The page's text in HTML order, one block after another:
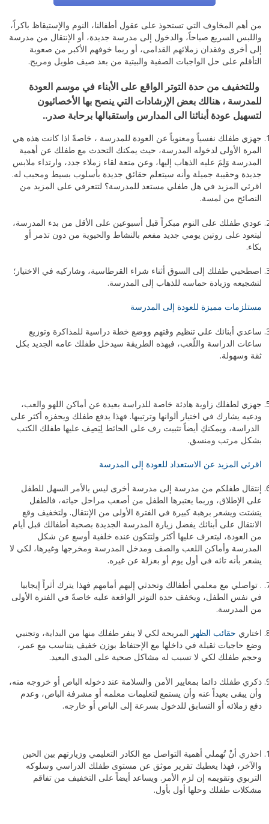
من أهم المخاوف التي تستحوذ على عقول أطفالنا، النوم والإستيقاظ باكراً،
واللبس السريع صباحاً، والدخول إلى مدرسة جديدة، أو الإنتقال من مدرسة
إلى أخرى وفقدان زملائهم القدامى، أو ربما خوفهم الأكبر من صعوبة
التأقلم على حل الواجبات الصفية والبيتية من بعد صيف طويل ومريح.
وللتخفيف من حدة التوتر الواقع على الأبناء في موسم العودة
للمدرسة ، هنالك بعض الإرشادات التي ينصح بها الأخصائيون
لتسهيل عودة أبنائنا الى المدارس واستقبالها برحابة صدر..
جهزي طفلك نفسياً ومعنوياً عن العودة للمدرسة ، خاصةً اذا كانت هذه هي
المرة الأولى لدخوله المدرسة، حيث يمكنك التحدث مع طفلك عن أهمية
المدرسة وَلِمَ عليه الذهاب إليها، وعن متعة لقاء زملاء جدد، وارتداء ملابس
جديدة وحقيبة جميلة وأنه سيتعلم حقائق جديدة بأسلوب بسيط ومحبب له.
اقرئي المزيد في هل طفلي مستعد للمدرسة؟ لتتعرفي على المزيد من
النصائح من لمسة.
عودي طفلك على النوم مبكراً قبل أسبوعين على الأقل من بدء المدرسة،
ليتعود على روتين يومي جديد مفعم بالنشاط والحيوية من دون تذمر أو
بكاء.
اصطحبي طفلك إلى السوق أثناء شراء القرطاسية، وشاركيه في الاختيار؛
لتشجيعه وزيادة حماسه للذهاب إلى المدرسة.
مستلزمات مميزة للعودة إلى المدرسة
ساعدي أبنائك على تنظيم وقتهم ووضع خطة دراسية للمذاكرة وتوزيع
ساعات الدراسة واللّعب، فبهذه الطريقة سيدخل طفلك عامه الجديد بكل
ثقة وسهولة.
جهزي لطفلك زاوية هادئة خاصة للدراسة بعيدة عن أماكن اللهو والعب،
ودعيه يشارك في اختيار ألوانها وترتيبها. فهذا يدفع طفلك ويحفزه أكثر على
الدراسة، ويمكنكِ أيضاً تثبيت رف على الحائط لِيَصِف عليها طفلك الكتب
بشكل مرتب ومنسق.
اقرئي المزيد عن الاستعداد للعودة إلى المدرسة
إنتقال طفلكم من مدرسة إلى مدرسة أخرى ليس بالأمر السهل للطفل
على الإطلاق، وربما يعتبرها الطفل من أصعب مراحل حياته، فالطفل
يتشتت ويشعر برهبة كبيرة في الفترة الأولى من الإنتقال. ولتخفيف وقع
الانتقال على أبنائك يفضل زيارة المدرسة الجديدة بصحبة أطفالك قبل أيام
من العودة، ليتعرف عليها أكثر ولتتكون عنده خلفية أوسع عن شكل
المدرسة وأماكن اللعب والصف ومدخل المدرسة ومخرجها وغيرها، لكي لا
يشعر بأنه تائه في أول يوم أو بعزلة عن غيره.
. تواصلي مع معلمي أطفالك وتحدثي إليهم أمامهم فهذا يترك أثراً إيجابيا
في نفس الطفل، ويخفف حدة التوتر الواقعة عليه خاصةً في الفترة الأولى
من المدرسة.
اختاري حقائب الظهر المريحة لكي لا ينفر طفلك منها من البداية، وتجنبي
وضع حاجيات ثقيلة في داخلها مع الإحتفاظ بوزن خفيف يتناسب مع عمر،
وحجم طفلك لكي لا تسبب له مشاكل صحية على المدى البعيد.
ذكري طفلك دائما بمعايير الأمن والسلامة عند دخوله الباص أو خروجه منه،
وأن يبقى بعيداً عنه وأن يستمع لتعليمات معلمه أو مشرفة الباص، وعدم
دفع زملائه أو التسابق للدخول بسرعة إلى الباص أو خارجه.
احذري أنْ تُهملي أهمية التواصل مع الكادر التعليمي وزيارتهم بين الحين
والآخر، فهذا يعطيك تقرير موثق عن مستوى طفلك الدراسي وسلوكه
التربوي وتقويمه إن لزم الأمر. ويساعد أيضاً على التخفيف من تفاقم
مشكلات طفلك وحلها أول بأول.